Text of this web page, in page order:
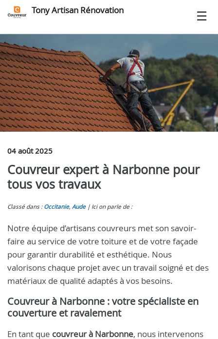
Tony Artisan Rénovation
04 août 2025
Couvreur expert à Narbonne pour
tous vos travaux
Classé dans : Occitanie, Aude Ici on parle de :
Notre équipe d’artisans couvreurs met son savoir-
faire au service de votre toiture et de votre façade
pour garantir durabilité et esthétique. Nous
valorisons chaque projet avec un travail soigné et des
matériaux de qualité adaptés à vos besoins.
Couvreur à Narbonne : votre spécialiste en
couverture et ravalement
En tant que couvreur à Narbonne, nous intervenons